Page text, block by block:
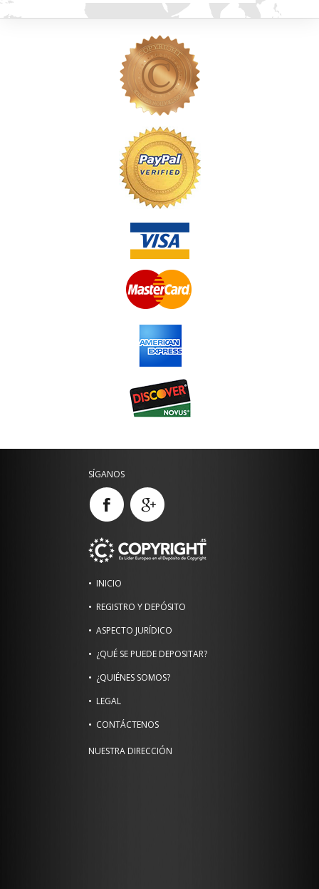
SÍGANOS
INICIO
REGISTRO Y DEPÓSITO
ASPECTO JURÍDICO
¿QUÉ SE PUEDE DEPOSITAR?
¿QUIÉNES SOMOS?
LEGAL
CONTÁCTENOS
NUESTRA DIRECCIÓN